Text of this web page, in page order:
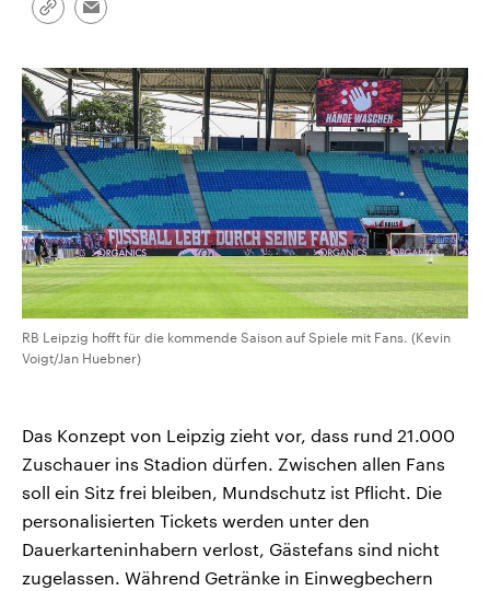
Link
Email
RB Leipzig hofft für die kommende Saison auf Spiele mit Fans. (Kevin
Voigt/Jan Huebner)
Das Konzept von Leipzig zieht vor, dass rund 21.000
Zuschauer ins Stadion dürfen. Zwischen allen Fans
soll ein Sitz frei bleiben, Mundschutz ist Pflicht. Die
personalisierten Tickets werden unter den
Dauerkarteninhabern verlost, Gästefans sind nicht
zugelassen. Während Getränke in Einwegbechern